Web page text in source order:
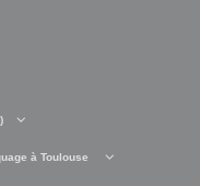
à Toulouse